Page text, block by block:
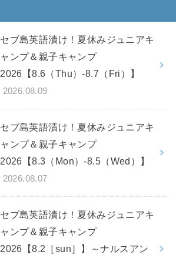
セブ島英語漬け！夏休みジュニアキ
ャンプ＆親子キャンプ
2026【8.6（Thu）-8.7（Fri）】
2026.08.09
セブ島英語漬け！夏休みジュニアキ
ャンプ＆親子キャンプ
2026【8.3（Mon）-8.5（Wed）】
2026.08.07
セブ島英語漬け！夏休みジュニアキ
ャンプ＆親子キャンプ
2026【8.2［sun］】～ナルスアン